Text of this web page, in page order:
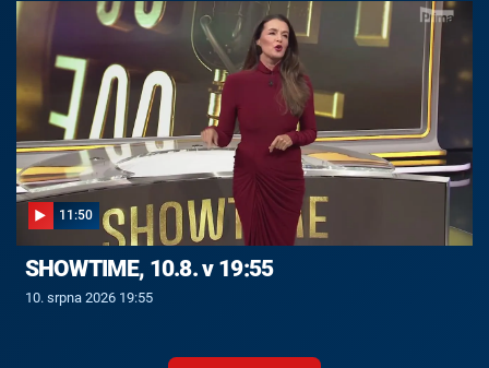
11:50
SHOWTIME, 10.8. v 19:55
10. srpna 2026 19:55